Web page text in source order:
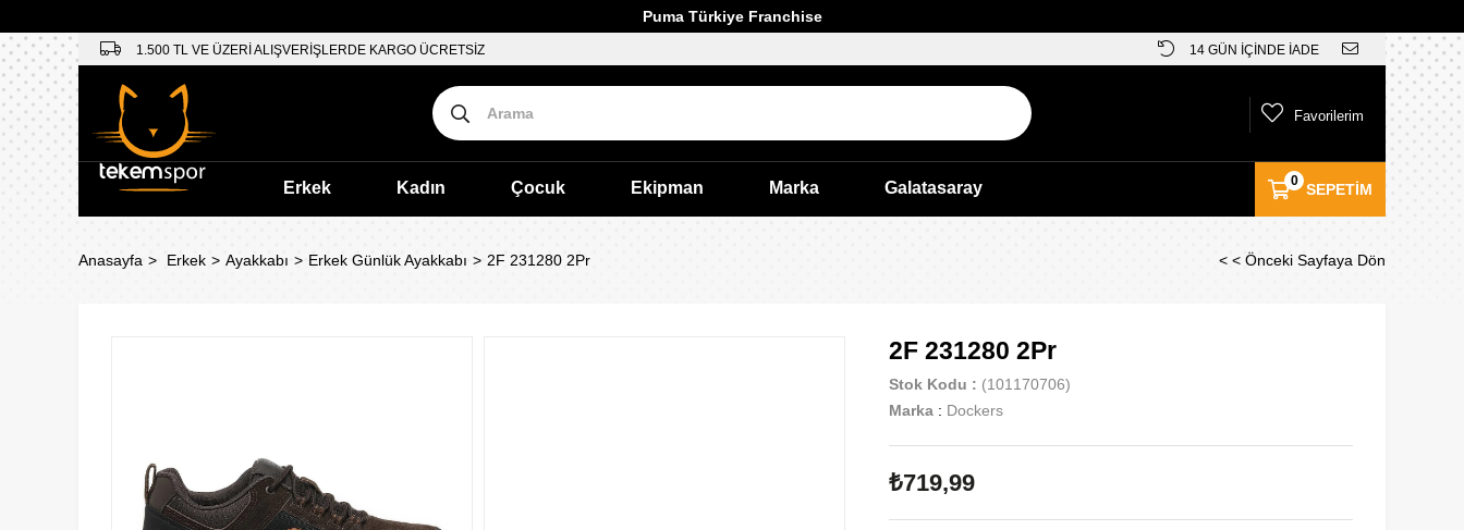
Puma Türkiye Franchise
1.500 TL VE ÜZERİ ALIŞVERİŞLERDE KARGO ÜCRETSİZ 14 GÜN İÇİNDE İADE
SEPETIM
0
Favorilerim
Erkek Kadın Çocuk Ekipman Marka Galatasaray
Anasayfa Erkek Ayakkabı Erkek Günlük Ayakkabı 2F 231280 2Pr < < Önceki Sayfaya Dön
2F 231280 2Pr
Stok Kodu
(101170706)
Marka : Dockers
₺719,99